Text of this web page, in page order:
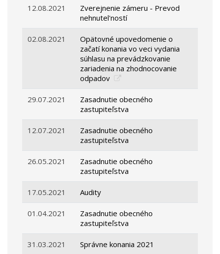
12.08.2021
Zverejnenie zámeru - Prevod
nehnutel'ností
02.08.2021
Opätovné upovedomenie o
začatí konania vo veci vydania
súhlasu na prevádzkovanie
zariadenia na zhodnocovanie
odpadov
29.07.2021
Zasadnutie obecného
zastupiteľstva
12.07.2021
Zasadnutie obecného
zastupiteľstva
26.05.2021
Zasadnutie obecného
zastupiteľstva
17.05.2021 Audity
01.04.2021
Zasadnutie obecného
zastupiteľstva
31.03.2021 Správne konania 2021